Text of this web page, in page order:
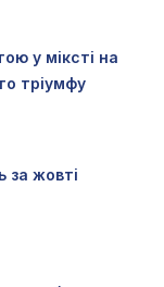
у міксті на
тріумфу
за жовті